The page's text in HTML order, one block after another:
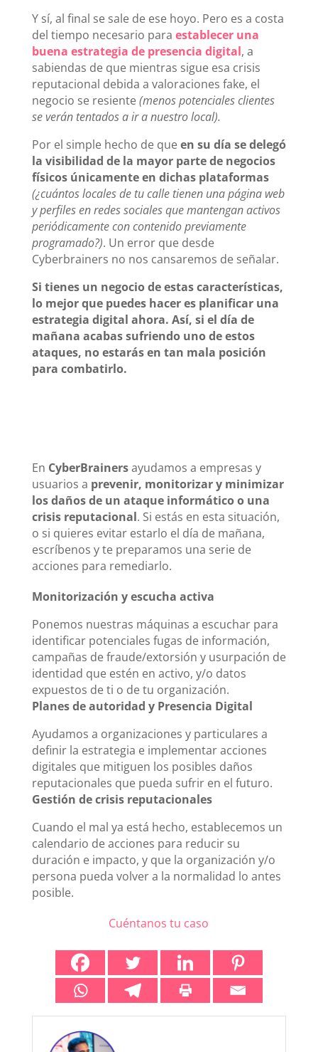
Y sí, al final se sale de ese hoyo. Pero es a costa
del tiempo necesario para establecer una
buena estrategia de presencia digital, a
sabiendas de que mientras sigue esa crisis
reputacional debida a valoraciones fake, el
negocio se resiente(menos potenciales clientes
se verán tentados a ir a nuestro local).
Por el simple hecho de queen su día se delegó
la visibilidad de la mayor parte de negocios
físicos únicamente en dichas plataformas
(¿cuántos locales de tu calle tienen una página web
y perfiles en redes sociales que mantengan activos
periódicamente con contenido previamente
programado?). Un error que desde
Cyberbrainers no nos cansaremos de señalar.
Si tienes un negocio de estas características,
lo mejor que puedes hacer es planificar una
estrategia digital ahora. Así, si el día de
mañana acabas sufriendo uno de estos
ataques, no estarás en tan mala posición
para combatirlo.
En CyberBrainersayudamos a empresas y
usuarios a prevenir, monitorizar y minimizar
los daños de un ataque informático o una
crisis reputacional. Si estás en esta situación,
o si quieres evitar estarlo el día de mañana,
escríbenos y te preparamos una serie de
acciones para remediarlo.
Monitorización y escucha activa
Ponemos nuestras máquinas a escuchar para
identificar potenciales fugas de información,
campañas de fraude/extorsión y usurpación de
identidad que estén en activo, y/o datos
expuestos de ti o de tu organización.
Planes de autoridad y Presencia Digital
Ayudamos a organizaciones y particulares a
definir la estrategia e implementar acciones
digitales que mitiguen los posibles daños
reputacionales que pueda sufrir en el futuro.
Gestión de crisis reputacionales
Cuando el mal ya está hecho, establecemos un
calendario de acciones para reducir su
duración e impacto, y que la organización y/o
persona pueda volver a la normalidad lo antes
posible.
Cuéntanos tu caso